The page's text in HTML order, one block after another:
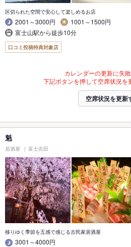
区切られた空間で安心して楽しめるお店
2001～3000円
1001～1500円
富士山駅から徒歩10分
口コミ投稿特典対象店
カレンダーの更新に失敗
下記ボタンを押して空席状況を
空席状況を更新
魁
居酒屋 富士吉田
移りゆく季節を五感で感じる古民家居酒屋
3001～4000円